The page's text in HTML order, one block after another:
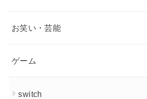
お笑い・芸能
ゲーム
switch